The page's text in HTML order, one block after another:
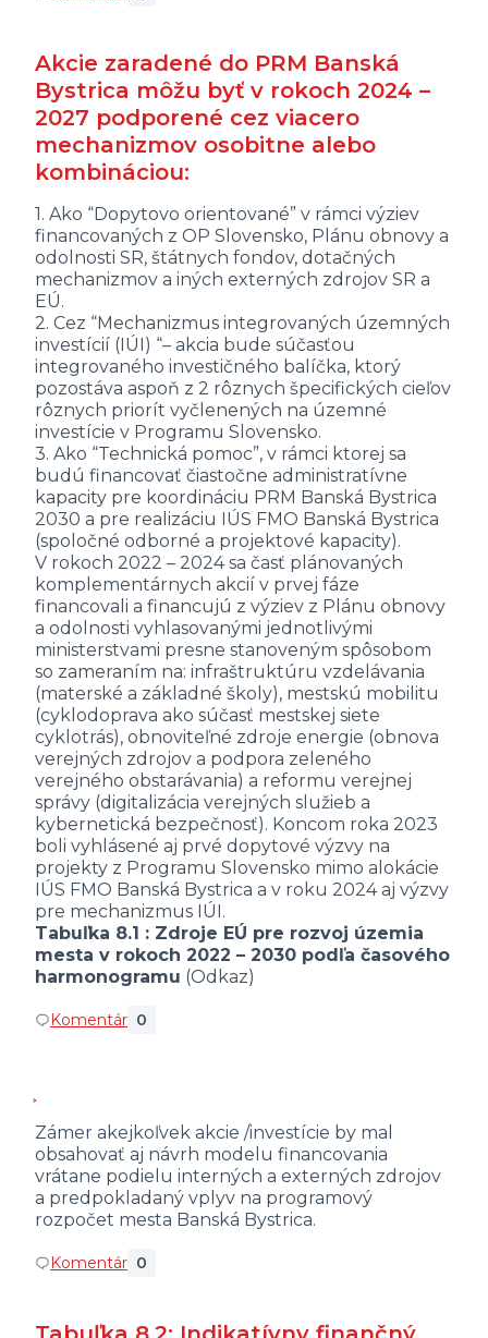
Akcie zaradené do PRM Banská
Bystrica môžu byť v rokoch 2024 –
2027 podporené cez viacero
mechanizmov osobitne alebo
kombináciou:
1. Ako “Dopytovo orientované” v rámci výziev
financovaných z OP Slovensko, Plánu obnovy a
odolnosti SR, štátnych fondov, dotačných
mechanizmov a iných externých zdrojov SR a
EÚ.
2. Cez “Mechanizmus integrovaných územných
investícií (IÚI) “– akcia bude súčasťou
integrovaného investičného balíčka, ktorý
pozostáva aspoň z 2 rôznych špecifických cieľov
rôznych priorít vyčlenených na územné
investície v Programu Slovensko.
3. Ako “Technická pomoc”, v rámci ktorej sa
budú financovať čiastočne administratívne
kapacity pre koordináciu PRM Banská Bystrica
2030 a pre realizáciu IÚS FMO Banská Bystrica
(spoločné odborné a projektové kapacity).
V rokoch 2022 – 2024 sa časť plánovaných
komplementárnych akcií v prvej fáze
financovali a financujú z výziev z Plánu obnovy
a odolnosti vyhlasovanými jednotlivými
ministerstvami presne stanoveným spôsobom
so zameraním na: infraštruktúru vzdelávania
(materské a základné školy), mestskú mobilitu
(cyklodoprava ako súčasť mestskej siete
cyklotrás), obnoviteľné zdroje energie (obnova
verejných zdrojov a podpora zeleného
verejného obstarávania) a reformu verejnej
správy (digitalizácia verejných služieb a
kybernetická bezpečnosť). Koncom roka 2023
boli vyhlásené aj prvé dopytové výzvy na
projekty z Programu Slovensko mimo alokácie
IÚS FMO Banská Bystrica a v roku 2024 aj výzvy
pre mechanizmus IÚI.
Tabuľka 8.1 : Zdroje EÚ pre rozvoj územia
mesta v rokoch 2022 – 2030 podľa časového
harmonogramu (Odkaz)
Komentár 0
Zámer akejkoľvek akcie /investície by mal
obsahovať aj návrh modelu financovania
vrátane podielu interných a externých zdrojov
a predpokladaný vplyv na programový
rozpočet mesta Banská Bystrica.
Komentár 0